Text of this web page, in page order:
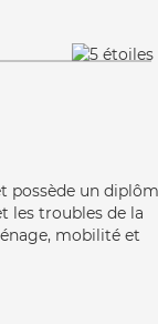
possède un
les troubles de la
mobilité et